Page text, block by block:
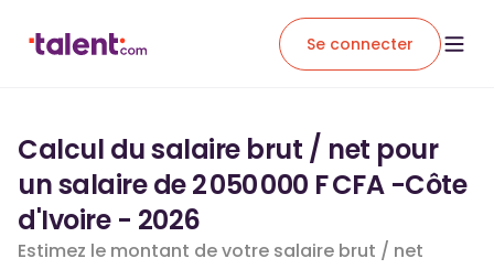
Se connecter
Calcul du salaire brut / net pour
un salaire de 2 050 000 F CFA -Côte
d'Ivoire - 2026
Estimez le montant de votre salaire brut / net